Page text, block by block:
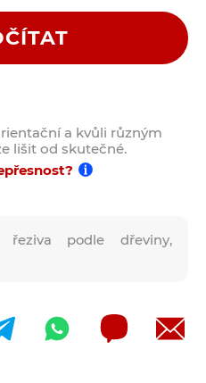
řeziva podle dřeviny,
a kvůli různým
lišit od skutečné.